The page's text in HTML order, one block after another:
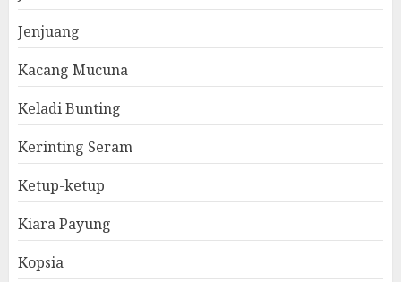
Jenjuang
Kacang Mucuna
Keladi Bunting
Kerinting Seram
Ketup-ketup
Kiara Payung
Kopsia